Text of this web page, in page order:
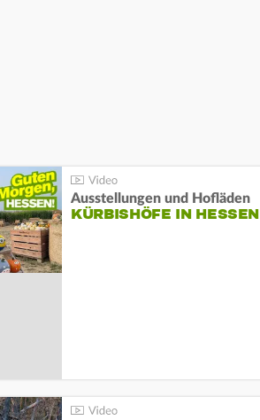
Ausstellungen und Hofläden
KÜRBISHÖFE IN HESSEN